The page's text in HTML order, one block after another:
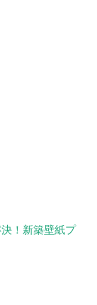
！新築壁紙プ